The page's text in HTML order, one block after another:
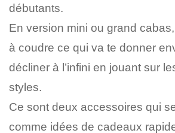
débutants.
En version mini ou grand
à coudre ce qui va te donner
décliner à l’infini en jouant sur
styles.
Ce sont deux accessoires qui
comme idées de cadeaux